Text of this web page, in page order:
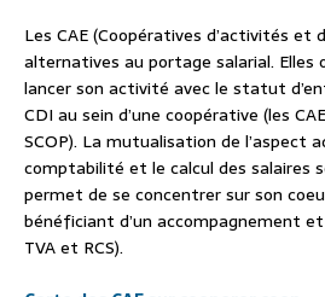
Les CAE (Coopératives d’activités et
alternatives au portage salarial.
lancer son activité avec le statut
CDI au sein d’une coopérative (les
SCOP). La mutualisation de l’aspect
comptabilité et le calcul des salaires
permet de se concentrer sur son
bénéficiant d’un accompagnement et
TVA et RCS).